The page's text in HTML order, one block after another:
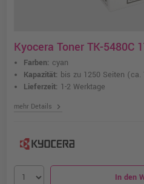
Kyocera Toner TK-5480C
Farben: cyan
Kapazität: bis zu 1250 Seiten (ca.
Lieferzeit: 1-2 Werktage
mehr Details chevron_right
In den